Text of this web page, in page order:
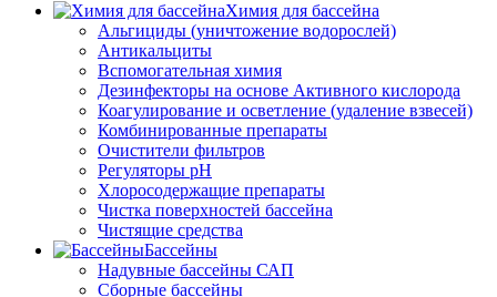
Химия для бассейна
Альгициды (уничтожение водорослей)
Антикальциты
Вспомогательная химия
Дезинфекторы на основе Активного кислорода
Коагулирование и осветление (удаление взвесей)
Комбинированные препараты
Очистители фильтров
Регуляторы pH
Хлоросодержащие препараты
Чистка поверхностей бассейна
Чистящие средства
Бассейны
Надувные бассейны САП
Сборные бассейны